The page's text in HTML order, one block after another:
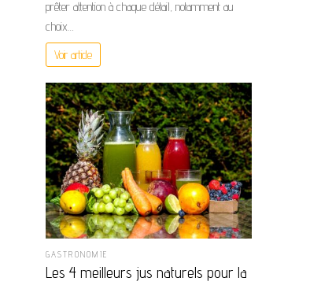
prêter attention à chaque détail, notamment au
choix…
Voir article
GASTRONOMIE
Les 4 meilleurs jus naturels pour la